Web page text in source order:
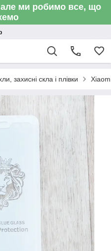
але ми робимо все, що
захисні скла і плівки